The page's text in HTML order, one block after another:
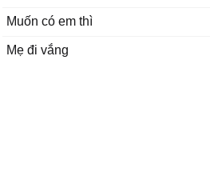
Muốn có em thì
Mẹ đi vắng